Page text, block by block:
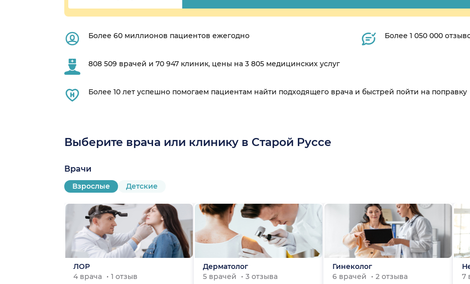
Более 60 миллионов пациентов ежегодно Более 1 050 000
808 509 врачей и 70 947 клиник, цены на 3 805 медицинских услуг
Более 10 лет успешно помогаем пациентам найти подходящего врача и быстрей пойти на поправку
Выберите врача или клинику в Старой Руссе
Врачи
Взрослые Детские
ЛОР
4 врача
1 отзыв
Дерматолог
5 врачей
3 отзыва
Гинеколог
6 врачей
2 отзыва
7